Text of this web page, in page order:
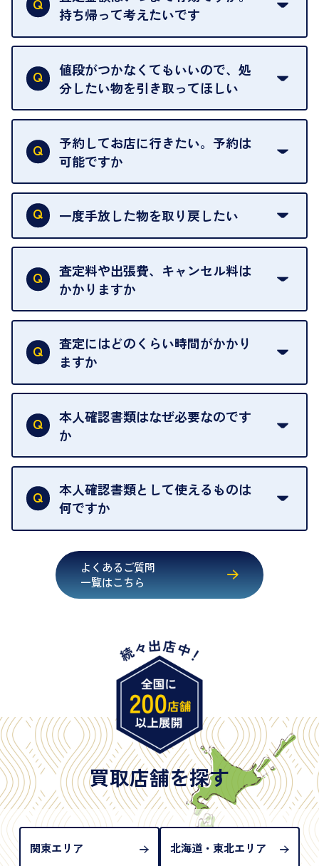
によって査定額が変わることはございます。
持ち帰って考えたいです
査定額は当日限り有効です。
中古市場が日々変動するため、翌日には査定額が変
わることがございます。
値段がつかなくてもいいので、処
分したい物を引き取ってほしい
再販不可能な物は、場合によってはお断りすること
がございます。ご了承ください。
予約してお店に行きたい。予約は
可能ですか
申し訳ありませんが、現在はご来店の予約は承って
おりません。
を整えておりますので、お好きな時にお越しくださ
い。
お急ぎの場合はスタッフに一言お声がけください。
可能な限り、迅速に対応させていただきます。
一度手放した物を取り戻したい
当店は質店ではありませんので、買い取ったお品物
は基本的に販売へと回されます。買い戻しはできま
せんので、ご了承ください。
グオフが可能です。
契約破棄という形で、お品物をお戻しすることがで
きます。
売却当日を含む8日間のうちに、お気軽にお申し出
出張買取のお品物は、8日間保管しております。
査定料や出張費、キャンセル料は
かかりますか
一切いただいておりません。査定金額にご納得いた
だけない場合は、その場でお断りいただいても問題
ございません。お気軽にご相談ください。
査定にはどのくらい時間がかかり
ますか
お品物の内容や点数によって異なりますが、店頭買
取の場合は1点あたり数分程度が目安です。大量の
お品物の場合は、お時間をいただくことがございま
本人確認書類はなぜ必要なのです
か
買取店は古物営業法により、お客様のご本人確認を
行うことが義務付けられています。安心してお取引
いただくためにも、ご協力をお願いいたします。
本人確認書類として使えるものは
何ですか
・健康保険証確認書
・マイナンバーカード
・在留カード
・旧パスポート
※原則として「公的機関が発行し、氏名、住所、生
年月日が記載されているもの
※日本国政府発行のもの
※2020年2月4日以降に申請された新型パスポートに
は「所持人記入欄（住所記載欄）」が存在しないた
め、単体では古物営業法上の本人確認書類として認
められない（住所確認ができないため）。補助書類
が必要となります
よくあるご質問
一覧はこちら
買取店舗を探す
関東エリア 北海道・東北エリア